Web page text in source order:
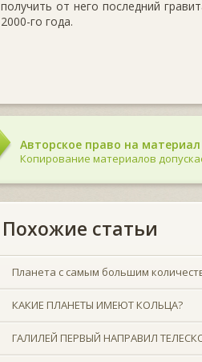
получить от него последний
2000-го года.
Авторское право на материал
Копирование материалов
Похожие статьи
Планета с самым большим
КАКИЕ ПЛАНЕТЫ ИМЕЮТ КОЛЬЦА?
ГАЛИЛЕЙ ПЕРВЫЙ НАПРАВИЛ